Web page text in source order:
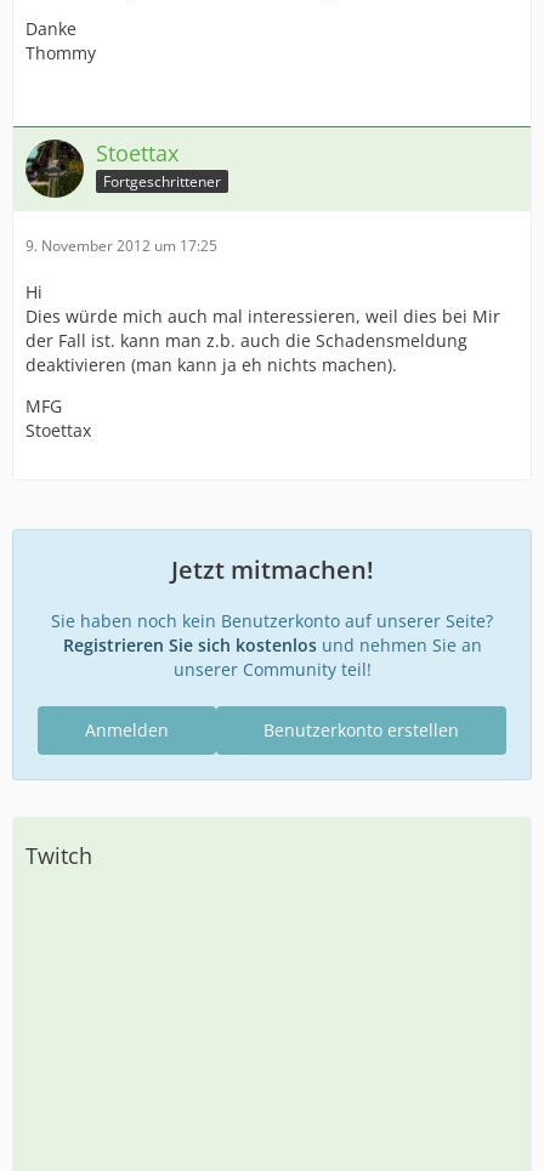
Danke
Thommy
Stoettax
Fortgeschrittener
9. November 2012 um 17:25
Hi
Dies würde mich auch mal interessieren, weil dies bei Mir
der Fall ist. kann man z.b. auch die Schadensmeldung
deaktivieren (man kann ja eh nichts machen).
MFG
Stoettax
Jetzt mitmachen!
Sie haben noch kein Benutzerkonto auf unserer Seite?
Registrieren Sie sich kostenlosund nehmen Sie an
unserer Community teil!
Benutzerkonto erstellen
Anmelden
Twitch